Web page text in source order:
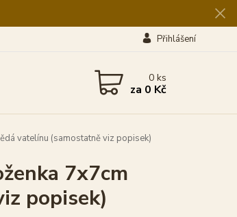
Přihlášení
0ks
za 0 Kč
vatelínu (samostatně viz popisek)
7x7cm
popisek)